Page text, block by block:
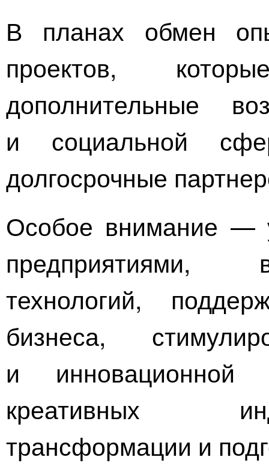
В планах обмен
проектов,
дополнительные
и социальной
долгосрочные
Особое внимание —
предприятиями,
технологий,
бизнеса,
и инновационной
креативных
трансформации и